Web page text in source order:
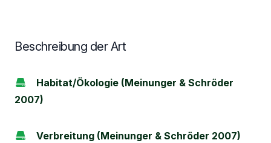
Beschreibung der Art
Habitat/Ökologie (Meinunger & Schröder
2007)
Verbreitung (Meinunger & Schröder 2007)